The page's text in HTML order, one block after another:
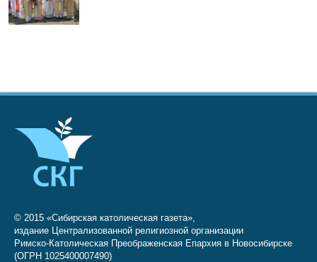
© 2015 «Сибирская католическая газета»,
издание Централизованной религиозной организации
Римско-Католическая Преображенская Епархия в Новосибирске
(ОГРН 1025400007490)